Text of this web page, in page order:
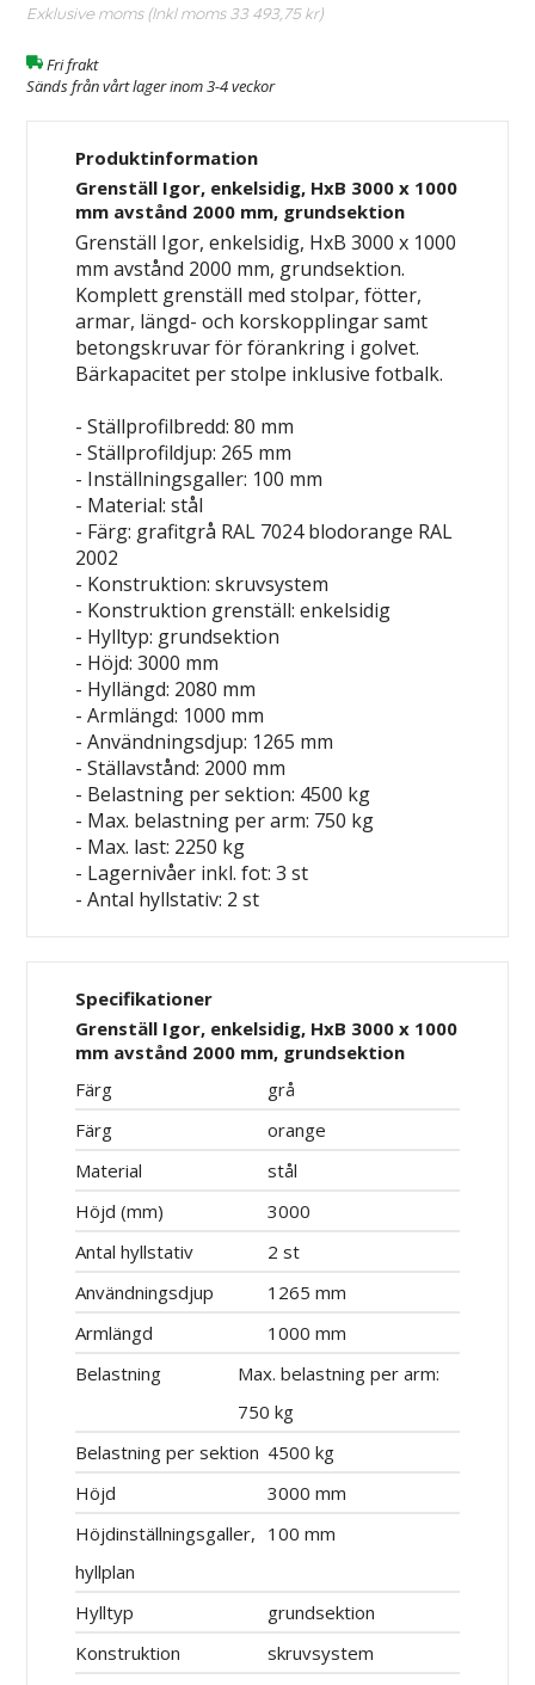
Exklusive moms (Inkl moms33 493,75 kr)
Fri frakt
Sänds från vårt lager inom 3-4 veckor
Produktinformation
Grenställ Igor, enkelsidig, HxB 3000 x 1000
mm avstånd 2000 mm, grundsektion
Grenställ Igor, enkelsidig, HxB 3000 x 1000
mm avstånd 2000 mm, grundsektion.
Komplett grenställ med stolpar, fötter,
armar, längd- och korskopplingar samt
betongskruvar för förankring i golvet.
Bärkapacitet per stolpe inklusive fotbalk.
- Ställprofilbredd: 80 mm
- Ställprofildjup: 265 mm
- Inställningsgaller: 100 mm
- Material: stål
- Färg: grafitgrå RAL 7024blodorange RAL
2002
- Konstruktion: skruvsystem
- Konstruktion grenställ: enkelsidig
- Hylltyp: grundsektion
- Höjd: 3000 mm
- Hyllängd: 2080 mm
- Armlängd: 1000 mm
- Användningsdjup: 1265 mm
- Ställavstånd: 2000 mm
- Belastning per sektion: 4500 kg
- Max. belastning per arm: 750 kg
- Max. last: 2250 kg
- Lagernivåer inkl. fot: 3 st
- Antal hyllstativ: 2 st
Specifikationer
Grenställ Igor, enkelsidig, HxB 3000 x 1000
mm avstånd 2000 mm, grundsektion
Färg
grå
Färg
orange
Material
stål
Höjd (mm)
3000
Antal hyllstativ
2 st
Användningsdjup
1265 mm
Armlängd
1000 mm
Belastning
Max. belastning per arm:
750 kg
Belastning per sektion 4500 kg
Höjd
3000 mm
Höjdinställningsgaller,
hyllplan
100 mm
Hylltyp
grundsektion
Konstruktion
skruvsystem